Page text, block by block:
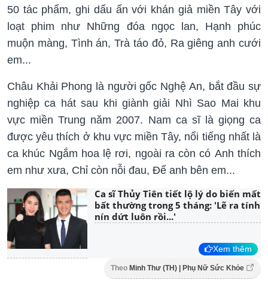
50 tác phẩm, ghi dấu ấn với khán giả miền Tây với
loạt phim như Những đóa ngọc lan, Hạnh phúc
muộn màng, Tình án, Trà táo đỏ, Ra giêng anh cưới
em...
Châu Khải Phong là người gốc Nghệ An, bắt đầu sự
nghiệp ca hát sau khi giành giải Nhì Sao Mai khu
vực miền Trung năm 2007. Nam ca sĩ là giọng ca
được yêu thích ở khu vực miền Tây, nổi tiếng nhất là
ca khúc Ngắm hoa lệ rơi, ngoài ra còn có Anh thích
em như xưa, Chỉ còn nỗi đau, Để anh bên em...
Ca sĩ Thủy Tiên tiết lộ lý do biến mất
bất thường trong 5 tháng: 'Lẽ ra tính
nín dứt luôn rồi...'
Xem thêm
Theo Minh Thư (TH) | Phụ Nữ Sức Khỏe